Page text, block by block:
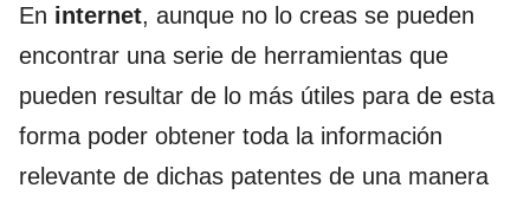
En internet, aunque no lo creas se pueden
encontrar una serie de herramientas que
pueden resultar de lo más útiles para de esta
forma poder obtener toda la información
relevante de dichas patentes de una manera